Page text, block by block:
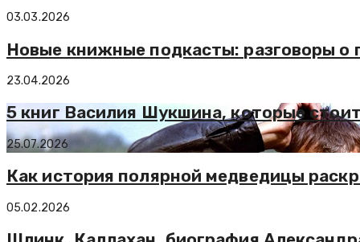
03.03.2026
Новые книжные подкасты: разговоры о
23.04.2026
5 книг Василия Шукшина, которые
25.07.2026
Как история полярной медведицы
05.02.2026